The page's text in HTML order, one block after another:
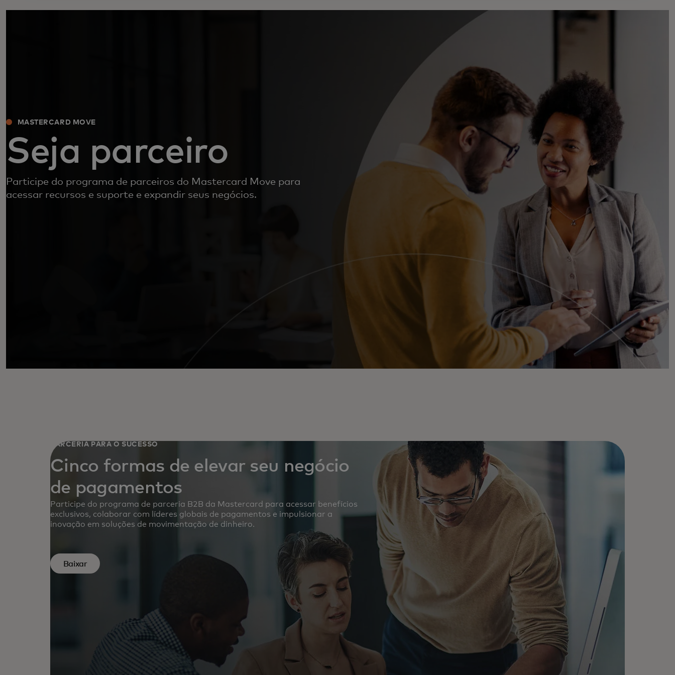
MASTERCARD MOVE
Seja parceiro
Participe do programa de parceiros do Mastercard Move para
acessar recursos e suporte e expandir seus negócios.
PARCERIA PARA O SUCESSO
Cinco formas de elevar seu negócio
de pagamentos
Participe do programa de parceria B2B da Mastercard para acessar benefícios
exclusivos, colaborar com líderes globais de pagamentos e impulsionar a
inovação em soluções de movimentação de dinheiro.
Baixar